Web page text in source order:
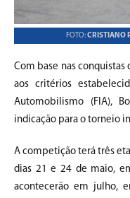
FOTO:CRISTIANO
Com base nas
aos critérios
Automobilismo (FIA),
indicação para o torneio
A competição terá três
dias 21 e 24 de maio,
acontecerão em julho,